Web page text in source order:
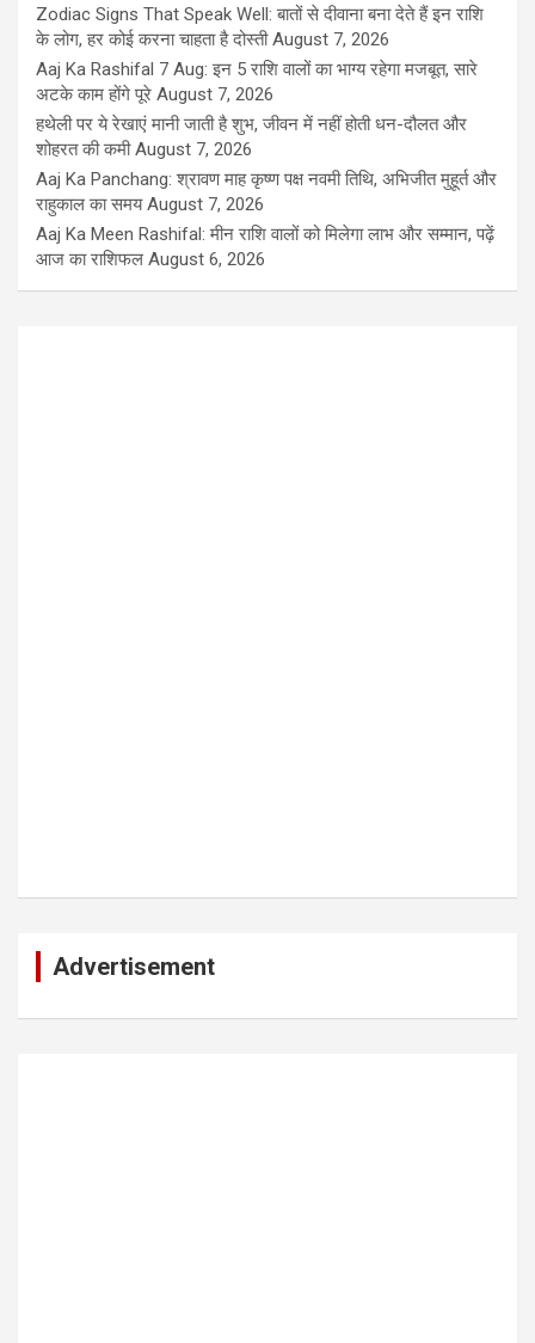
Zodiac Signs That Speak Well: बातों से दीवाना बना देते हैं इन राशि
के लोग, हर कोई करना चाहता है दोस्ती August 7, 2026
Aaj Ka Rashifal 7 Aug: इन 5 राशि वालों का भाग्य रहेगा मजबूत, सारे
अटके काम होंगे पूरे August 7, 2026
हथेली पर ये रेखाएं मानी जाती है शुभ, जीवन में नहीं होती धन-दौलत और
शोहरत की कमी August 7, 2026
Aaj Ka Panchang: श्रावण माह कृष्ण पक्ष नवमी तिथि, अभिजीत मुहूर्त और
राहुकाल का समय August 7, 2026
Aaj Ka Meen Rashifal: मीन राशि वालों को मिलेगा लाभ और सम्मान, पढ़ें
आज का राशिफल August 6, 2026
Advertisement